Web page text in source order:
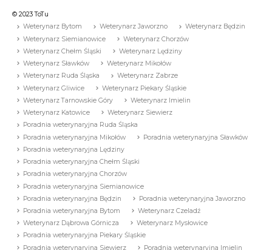
© 2023 ToTu
Weterynarz Bytom
Weterynarz Jaworzno
Weterynarz Będzin
Weterynarz Siemianowice
Weterynarz Chorzów
Weterynarz Chełm Śląski
Weterynarz Lędziny
Weterynarz Sławków
Weterynarz Mikołów
Weterynarz Ruda Śląska
Weterynarz Zabrze
Weterynarz Gliwice
Weterynarz Piekary Śląskie
Weterynarz Tarnowskie Góry
Weterynarz Imielin
Weterynarz Katowice
Weterynarz Siewierz
Poradnia weterynaryjna Ruda Śląska
Poradnia weterynaryjna Mikołów
Poradnia weterynaryjna Sławków
Poradnia weterynaryjna Lędziny
Poradnia weterynaryjna Chełm Śląski
Poradnia weterynaryjna Chorzów
Poradnia weterynaryjna Siemianowice
Poradnia weterynaryjna Będzin
Poradnia weterynaryjna Jaworzno
Poradnia weterynaryjna Bytom
Weterynarz Czeladź
Weterynarz Dąbrowa Górnicza
Weterynarz Mysłowice
Poradnia weterynaryjna Piekary Śląskie
Poradnia weterynaryjna Siewierz
Poradnia weterynaryjna Imielin